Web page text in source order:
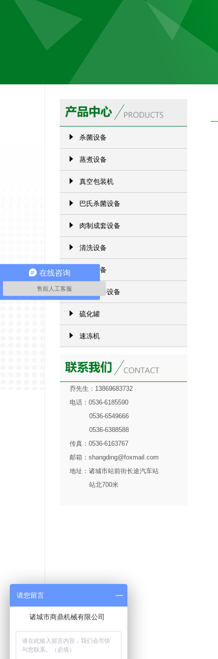
杀菌设备
蒸煮设备
真空包装机
巴氏杀菌设备
肉制成套设备
清洗设备
风干设备
行星搅拌设备
硫化罐
速冻机
乔先生：13869683732
电话：0536-6185590
0536-6549666
0536-6388588
传真：0536-6163767
邮箱：shangding@foxmail.com
地址：诸城市站前街长途汽车站
站北700米
在线咨询
售前人工客服
请您留言